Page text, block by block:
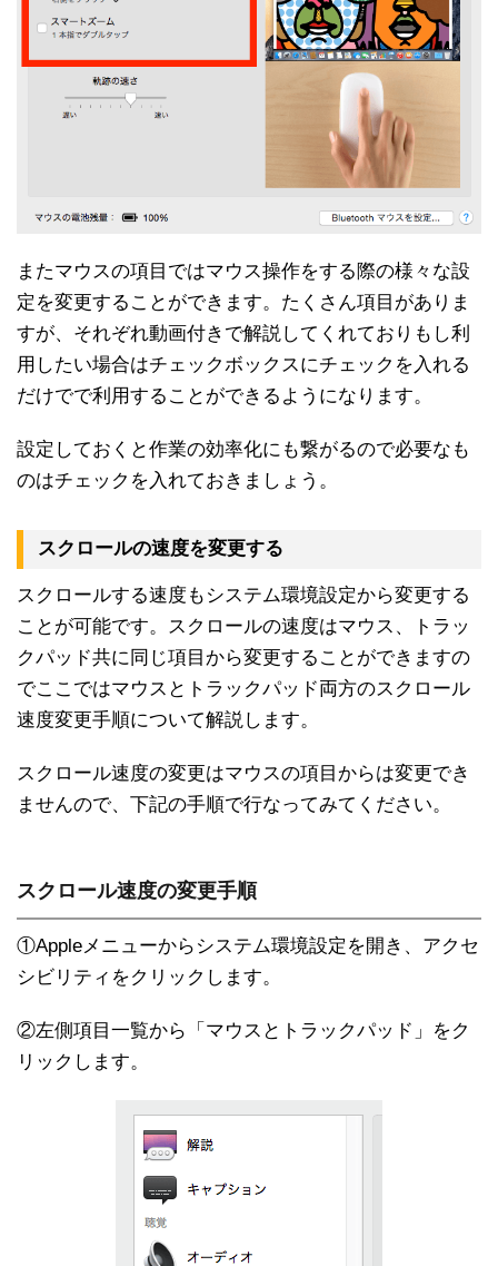
またマウスの項目ではマウス操作をする際の様々な設
定を変更することができます。たくさん項目がありま
すが、それぞれ動画付きで解説してくれておりもし利
用したい場合はチェックボックスにチェックを入れる
だけでで利用することができるようになります。
設定しておくと作業の効率化にも繋がるので必要なも
のはチェックを入れておきましょう。
スクロールの速度を変更する
スクロールする速度もシステム環境設定から変更する
ことが可能です。スクロールの速度はマウス、トラッ
クパッド共に同じ項目から変更することができますの
でここではマウスとトラックパッド両方のスクロール
速度変更手順について解説します。
スクロール速度の変更はマウスの項目からは変更でき
ませんので、下記の手順で行なってみてください。
スクロール速度の変更手順
①Appleメニューからシステム環境設定を開き、アクセ
シビリティをクリックします。
②左側項目一覧から「マウスとトラックパッド」をク
リックします。